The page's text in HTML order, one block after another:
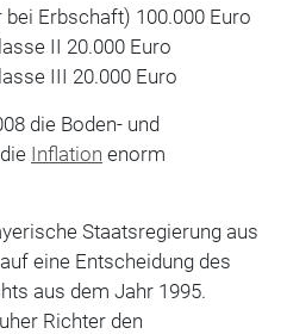
Erbschaft) 100.000 Euro
II 20.000 Euro
III 20.000 Euro
die Boden- und
Inflation enorm
Staatsregierung aus
eine Entscheidung des
aus dem Jahr 1995.
Richter den